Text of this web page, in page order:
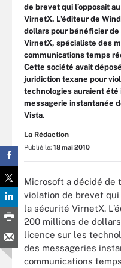
de brevet qui l’opposait
VirnetX. L’éditeur de
dollars pour bénéficier
VirnetX, spécialiste des
communications temps
Cette société avait
juridiction texane pour
technologies auraient été
messagerie instantanée
Vista.
La Rédaction
Publié le: 18 mai 2010
Microsoft a décidé de
violation de brevet qui
la sécurité VirnetX.
200 millions de
licence sur les
des messageries
communications